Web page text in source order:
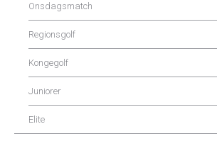
Onsdagsmatch
Regionsgolf
Kongegolf
Juniorer
Elite